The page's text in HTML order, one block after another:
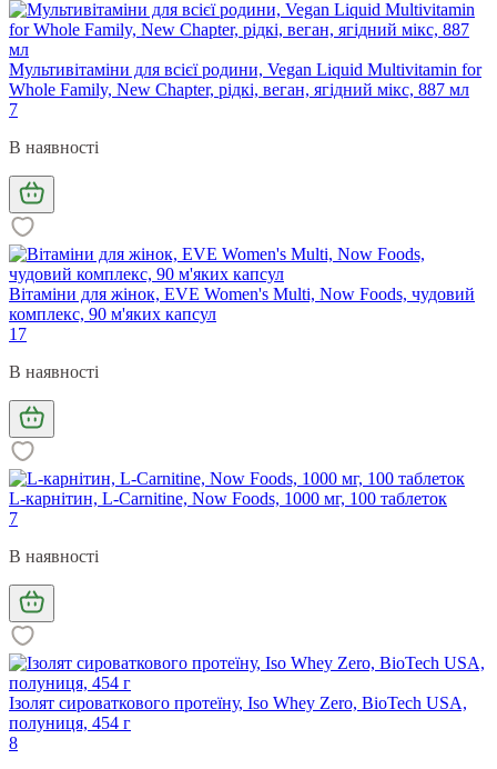
Мультивітаміни для всієї родини, Vegan Liquid Multivitamin for
Whole Family, New Chapter, рідкі, веган, ягідний мікс, 887 мл
7
В наявності
Вітаміни для жінок, EVE Women's Multi, Now Foods, чудовий
комплекс, 90 м'яких капсул
17
В наявності
L-карнітин, L-Carnitine, Now Foods, 1000 мг, 100 таблеток
7
В наявності
Ізолят сироваткового протеїну, Iso Whey Zero, BioTech USA,
полуниця, 454 г
8